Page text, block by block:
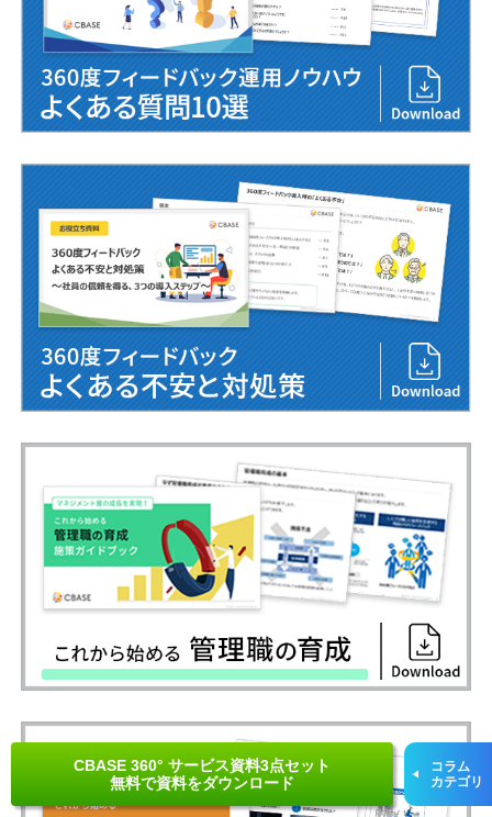
CBASE 360° サービス資料3点セット
無料で資料をダウンロード
コラム
カテゴリ